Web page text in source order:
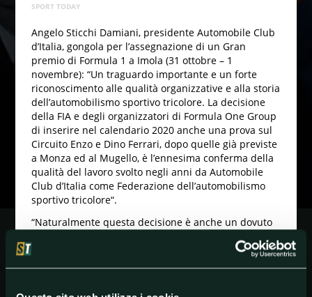
SPORT TODAY
Angelo Sticchi Damiani, presidente Automobile Club
d’Italia, gongola per l’assegnazione di un Gran
premio di Formula 1 a Imola (31 ottobre – 1
novembre): “Un traguardo importante e un forte
riconoscimento alle qualità organizzative e alla storia
dell’automobilismo sportivo tricolore. La decisione
della FIA e degli organizzatori di Formula One Group
di inserire nel calendario 2020 anche una prova sul
Circuito Enzo e Dino Ferrari, dopo quelle già previste
a Monza ed al Mugello, è l’ennesima conferma della
qualità del lavoro svolto negli anni da Automobile
Club d’Italia come Federazione dell’automobilismo
sportivo tricolore“.
“Naturalmente questa decisione è anche un dovuto
Ferrari di Imola che, per un ventennio, ha scritto
tecniche della struttura e le grandi competenze di